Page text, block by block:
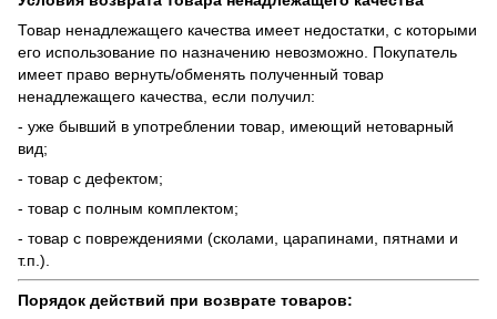
Товар ненадлежащего качества имеет недостатки, с которыми
его использование по назначению невозможно. Покупатель
имеет право вернуть/обменять полученный товар
ненадлежащего качества, если получил:
- уже бывший в употреблении товар, имеющий нетоварный
вид;
- товар с дефектом;
- товар с полным комплектом;
- товар с повреждениями (сколами, царапинами, пятнами и
т.п.).
Порядок действий при возврате товаров: